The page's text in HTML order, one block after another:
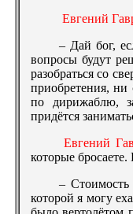
Евгений
– Дай бог,
вопросы будут
разобраться со
приобретения,
по дирижаблю,
придётся
Евгений
которые
– Стоимость
которой я могу